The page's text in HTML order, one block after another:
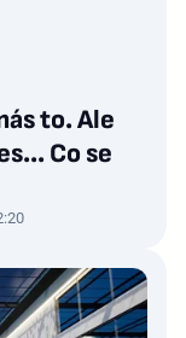
to. Ale
Co se